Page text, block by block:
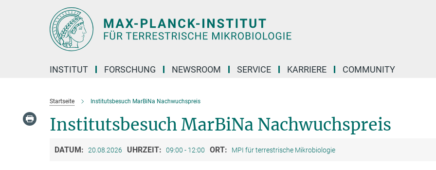
INSTITUT FORSCHUNG NEWSROOM SERVICE KARRIERE COMMUNITY
Startseite Institutsbesuch MarBiNa Nachwuchspreis
Institutsbesuch MarBiNa Nachwuchspreis
DATUM: 20.08.2026 UHRZEIT: 09:00 - 12:00 ORT: MPI für terrestrische Mikrobiologie